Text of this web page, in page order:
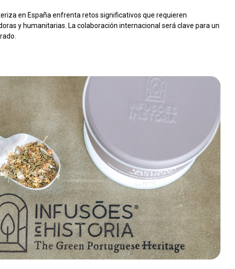
en España enfrenta retos significativos que requieren
y humanitarias. La colaboración internacional será clave para un